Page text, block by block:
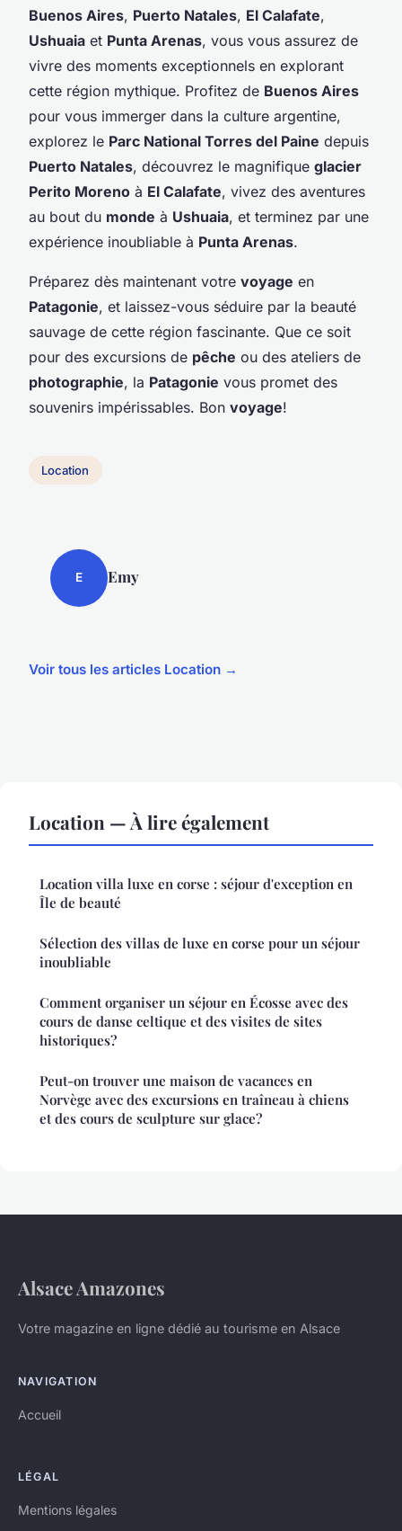
Buenos Aires, Puerto Natales, El Calafate,
Ushuaia et Punta Arenas, vous vous assurez de
vivre des moments exceptionnels en explorant
cette région mythique. Profitez de Buenos Aires
pour vous immerger dans la culture argentine,
explorez le Parc National Torres del Paine depuis
Puerto Natales, découvrez le magnifique glacier
Perito Moreno à El Calafate, vivez des aventures
au bout du monde à Ushuaia, et terminez par une
expérience inoubliable à Punta Arenas.
Préparez dès maintenant votre voyage en
Patagonie, et laissez-vous séduire par la beauté
sauvage de cette région fascinante. Que ce soit
pour des excursions de pêche ou des ateliers de
photographie, la Patagonie vous promet des
souvenirs impérissables. Bon voyage!
Location
E Emy
Voir tous les articles Location →
Location — À lire également
Location villa luxe en corse : séjour d'exception en
Île de beauté
Sélection des villas de luxe en corse pour un séjour
inoubliable
Comment organiser un séjour en Écosse avec des
cours de danse celtique et des visites de sites
historiques?
Peut-on trouver une maison de vacances en
Norvège avec des excursions en traîneau à chiens
et des cours de sculpture sur glace?
Alsace Amazones
Votre magazine en ligne dédié au tourisme en Alsace
NAVIGATION
Accueil
LÉGAL
Mentions légales